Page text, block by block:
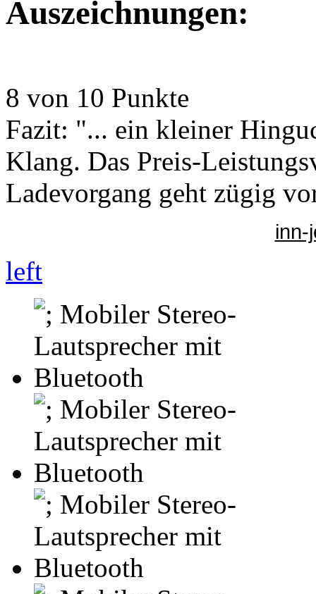
Auszeichnungen:
8 von 10 Punkte
Fazit: "... ein kleiner
Klang. Das Preis-
Ladevorgang geht zügig
inn-
left